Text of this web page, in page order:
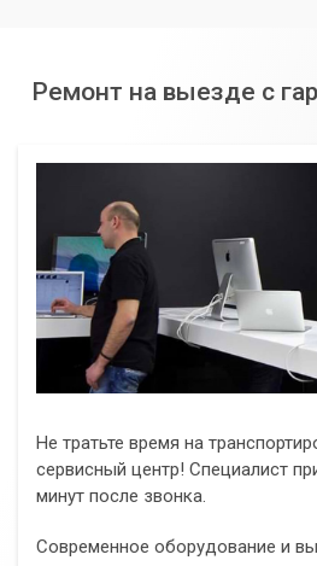
Ремонт на выезде с
Не тратьте время на
сервисный центр! Специалист
минут после звонка.
Современное оборудование и